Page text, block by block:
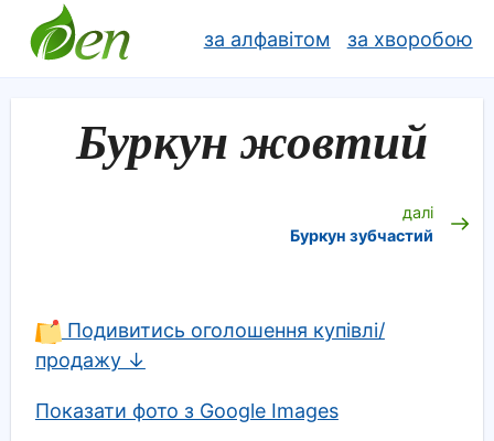
за алфавітом за хворобою
Буркун жовтий
далі
Буркун зубчастий
Подивитись оголошення купівлі/
продажу ↓
Показати фото з Google Images